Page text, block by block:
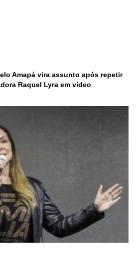
Amapá vira assunto após repetir
Raquel Lyra em vídeo